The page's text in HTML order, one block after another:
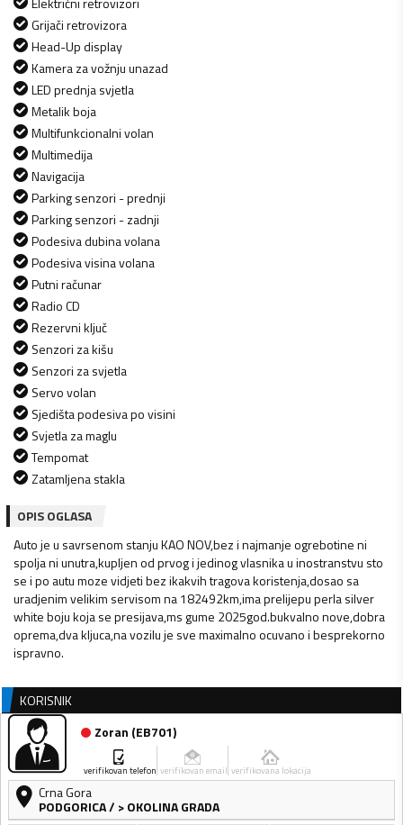
Grijači retrovizora
Head-Up display
Kamera za vožnju unazad
LED prednja svjetla
Metalik boja
Multifunkcionalni volan
Multimedija
Navigacija
Parking senzori - prednji
Parking senzori - zadnji
Podesiva dubina volana
Podesiva visina volana
Putni računar
Radio CD
Rezervni ključ
Senzori za kišu
Senzori za svjetla
Servo volan
Sjedišta podesiva po visini
Svjetla za maglu
Tempomat
Zatamljena stakla
OPIS OGLASA
Auto je u savrsenom stanju KAO NOV,bez i najmanje ogrebotine ni
spolja ni unutra,kupljen od prvog i jedinog vlasnika u inostranstvu sto
se i po autu moze vidjeti bez ikakvih tragova koristenja,dosao sa
uradjenim velikim servisom na 182492km,ima prelijepu perla silver
white boju koja se presijava,ms gume 2025god.bukvalno nove,dobra
oprema,dva kljuca,na vozilu je sve maximalno ocuvano i besprekorno
ispravno.
KORISNIK
Zoran (EB701)
verifikovan telefon verifikovan email verifikovana lokacija
Crna Gora
PODGORICA/ > OKOLINA GRADA